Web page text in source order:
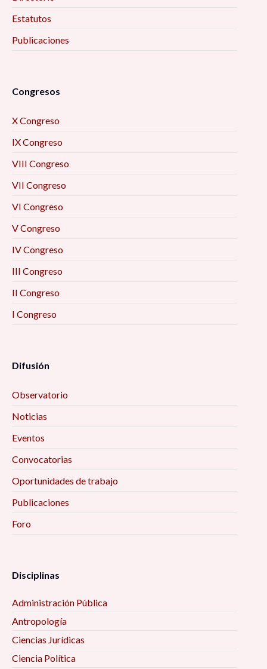
Estatutos
Publicaciones
Congresos
X Congreso
IX Congreso
VIII Congreso
VII Congreso
VI Congreso
V Congreso
IV Congreso
III Congreso
II Congreso
I Congreso
Difusión
Observatorio
Noticias
Eventos
Convocatorias
Oportunidades de trabajo
Publicaciones
Foro
Disciplinas
Administración Pública
Antropología
Ciencias Jurídicas
Ciencia Política